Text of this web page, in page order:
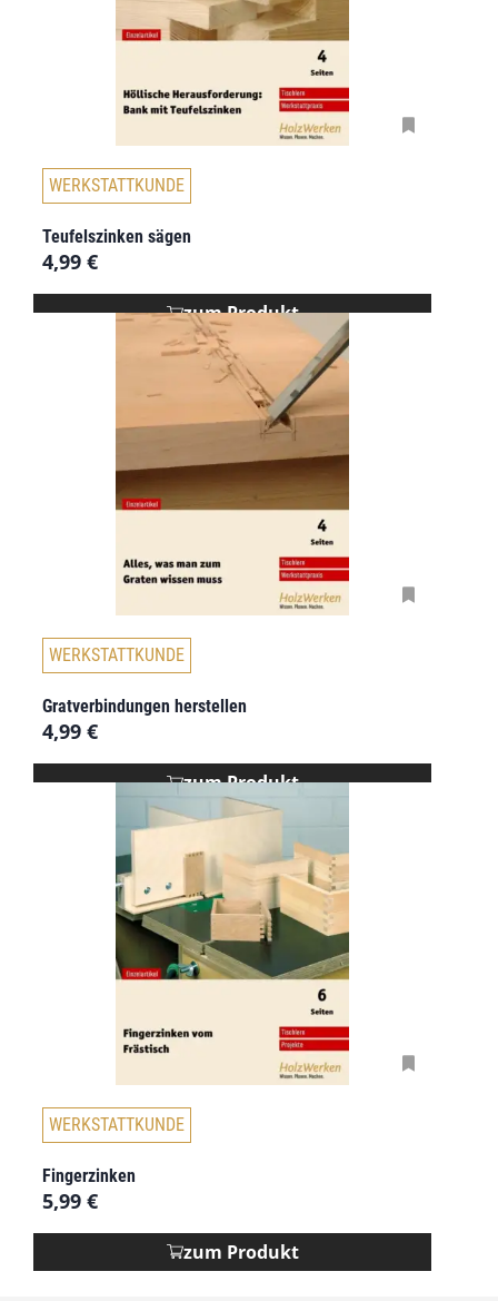
WERKSTATTKUNDE
Teufelszinken sägen
4,99 €
zum Produkt
WERKSTATTKUNDE
Gratverbindungen herstellen
4,99 €
zum Produkt
WERKSTATTKUNDE
Fingerzinken
5,99 €
zum Produkt